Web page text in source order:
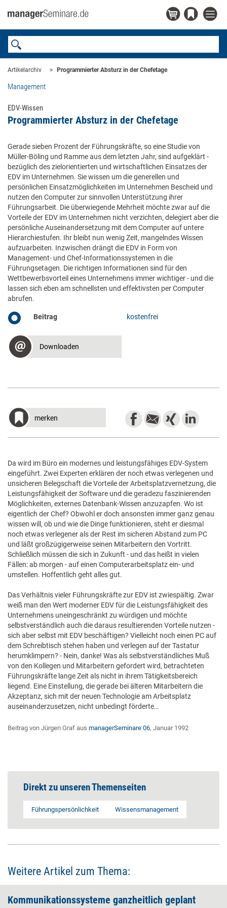
Artikelarchiv Programmierter Absturz in der Chefetage
Management
EDV-Wissen
Programmierter Absturz in der Chefetage
Gerade sieben Prozent der Führungskräfte, so eine Studie von
Müller-Böling und Ramme aus dem letzten Jahr, sind aufgeklärt -
bezüglich des zielorientierten und wirtschaftlichen Einsatzes der
EDV im Unternehmen. Sie wissen um die generellen und
persönlichen Einsatzmöglichkeiten im Unternehmen Bescheid und
nutzen den Computer zur sinnvollen Unterstützung ihrer
Führungsarbeit. Die überwiegende Mehrheit möchte zwar auf die
Vorteile der EDV im Unternehmen nicht verzichten, delegiert aber die
persönliche Auseinandersetzung mit dem Computer auf untere
Hierarchiestufen. Ihr bleibt nun wenig Zeit, mangelndes Wissen
aufzuarbeiten. Inzwischen drängt die EDV in Form von
Management- und Chef-Informationssystemen in die
Führungsetagen. Die richtigen Informationen sind für den
Wettbewerbsvorteil eines Unternehmens immer wichtiger - und die
lassen sich eben am schnellsten und effektivsten per Computer
abrufen.
Beitrag kostenfrei
Downloaden
merken
Da wird im Büro ein modernes und leistungsfähiges EDV-System
eingeführt. Zwei Experten erklären der noch etwas verlegenen und
unsicheren Belegschaft die Vorteile der Arbeitsplatzvernetzung, die
Leistungsfähigkeit der Software und die geradezu faszinierenden
Möglichkeiten, externes Datenbank-Wissen anzuzapfen. Wo ist
eigentlich der Chef? Obwohl er doch ansonsten immer ganz genau
wissen will, ob und wie die Dinge funktionieren, steht er diesmal
noch etwas verlegener als der Rest im sicheren Abstand zum PC
und läßt großzügigerweise seinen Mitarbeitern den Vortritt.
Schließlich müssen die sich in Zukunft - und das heißt in vielen
Fällen: ab morgen - auf einen Computerarbeitsplatz ein- und
umstellen. Hoffentlich geht alles gut.
Das Verhältnis vieler Führungskräfte zur EDV ist zwiespältig. Zwar
weiß man den Wert moderner EDV für die Leistungsfähigkeit des
Unternehmens uneingeschränkt zu würdigen und möchte
selbstverständlich auch die daraus resultierenden Vorteile nutzen -
sich aber selbst mit EDV beschäftigen? Vielleicht noch einen PC auf
dem Schreibtisch stehen haben und verlegen auf der Tastatur
herumklimpern? - Nein, danke! Was als selbstverständliches Muß
von den Kollegen und Mitarbeitern gefordert wird, betrachteten
Führungskräfte lange Zeit als nicht in ihrem Tätigkeitsbereich
liegend. Eine Einstellung, die gerade bei älteren Mitarbeitern die
Akzeptanz, sich mit der neuen Technologie am Arbeitsplatz
auseinanderzusetzen, nicht unbedingt förderte…
Beitrag von Jürgen Graf aus managerSeminare 06, Januar 1992
Direkt zu unseren Themenseiten
Führungspersönlichkeit Wissensmanagement
Weitere Artikel zum Thema:
Kommunikationssysteme ganzheitlich geplant